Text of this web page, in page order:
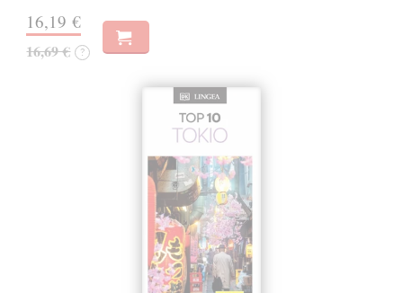
16,19 €
16,69 € ?